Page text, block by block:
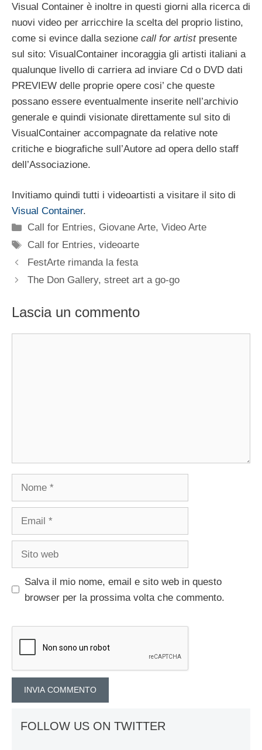
Visual Container è inoltre in questi giorni alla ricerca di
nuovi video per arricchire la scelta del proprio listino,
come si evince dalla sezione call for artistpresente
sul sito: VisualContainer incoraggia gli artisti italiani a
qualunque livello di carriera ad inviare Cd o DVD dati
PREVIEW delle proprie opere cosi’ che queste
possano essere eventualmente inserite nell’archivio
generale e quindi visionate direttamente sul sito di
VisualContainer accompagnate da relative note
critiche e biografiche sull’Autore ad opera dello staff
dell’Associazione.
Invitiamo quindi tutti i videoartisti a visitare il sito di
Visual Container.
Categorie
Call for Entries, Giovane Arte,Video Arte
Tag
Call for Entries,videoarte
FestArte rimanda la festa
The Don Gallery, street art a go-go
Lascia un commento
Nome
Email
Sito
Salva il mio nome, email e sito web in questo
browser per la prossima volta che commento.
FOLLOW US ON TWITTER